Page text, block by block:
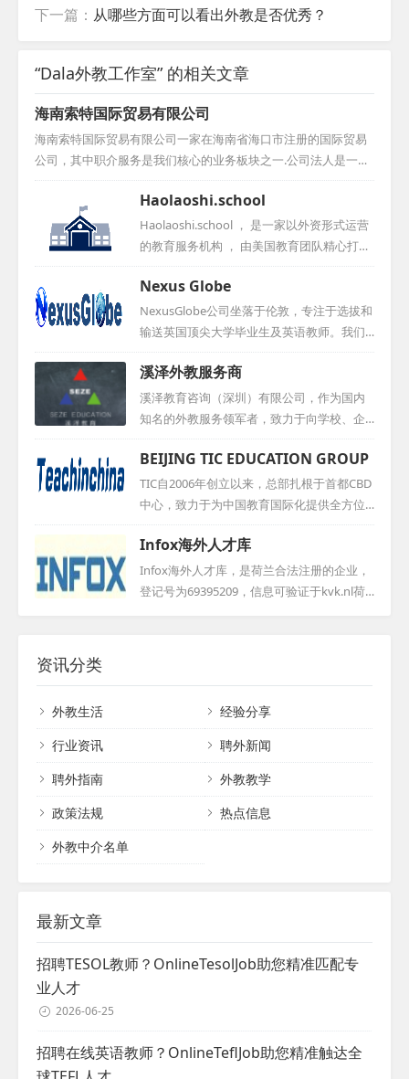
下一篇： 从哪些方面可以看出外教是否优秀？
“Dala外教工作室” 的相关文章
海南索特国际贸易有限公司
海南索特国际贸易有限公司一家在海南省海口市注册的国际贸易
公司，其中职介服务是我们核心的业务板块之一.公司法人是一位
长期在中国生活与工作的外籍人士，他拥有遍及全球的关系网络
和丰富的人力资源。我们深知每一位客户对于外教的需求都是独
特且个性化的，因此，我们致力于整合各方资源，按照您的具体
要求，为您精心挑选并推荐最合适的人才。请相信我们的专业与
实力，我们定将竭尽全力，确保您得到满意的服务。期待与您的
合作，共同开创美好的未来！...
Haolaoshi.school
Haolaoshi.school ， 是一家以外资形式运营
的教育服务机构 ， 由美国教育团队精心打造
， 总部位于香港 。 其主要业务聚焦于协助中
国学校招聘外籍教师 ， 以充分满足教学需求
。 此外 ， 为更好地服务外籍教师 ， 公司在
重庆设立了分支机构 ， 提供全方位的支持 。
线上平台Haolaoshi . school的推出 ， 旨在为
求职者呈现众多权威工作机会的同时 ， 还提
供TEFL证书培训服务 。 该公司运营模式类似
猎头公司 ， 旨在确保外教符合学校各项要求
， 并维护双方的权益 。 其目标在于推动东
西...
Nexus Globe
NexusGlobe公司坐落于伦敦，专注于选拔和
输送英国顶尖大学毕业生及英语教师。我们
的团队由一群拥有超过15年海外留学和工作
经历的精英组成，他们毕业于伦敦商学院、
伦敦大学亚非学院等一流学府。自公司成立
以来，NexusGlobe已与众多英国知名大学及
语言培训机构建立了稳固的合作关系，如伦
敦大学伯贝克学院、考文垂大学、坎特博雷
教师培训中心、普特茅斯大学，以及Experie
nce English教师培训学校和普特茅斯语言学
校等。我们始终致力于为客户提供最优质的
人才选拔与输送服务。...
溪泽外教服务商
溪泽教育咨询（深圳）有限公司，作为国内
知名的外教服务领军者，致力于向学校、企
业及个人提供优质外教资源。公司专注外教
人才的选拔与培养，确保每位外教都具备卓
越的教学能力。溪泽教育咨询（深圳）有限
公司矢志不渝地追求卓越，力求成为全国外
教服务行业的标杆，为广大学子和企业提供
更为出色的教育支持与人才输送服务。...
BEIJING TIC EDUCATION GROUP
TIC自2006年创立以来，总部扎根于首都CBD
中心，致力于为中国教育国际化提供全方位
解决方案。其外教事业部依托丰富的海外教
育资源，直接从海外高校与教师培训基地引
进高水平外籍教师。我们为全国各地院校机
构提供外籍教师的长短期招聘、管理、培
Infox海外人才库
Infox海外人才库，是荷兰合法注册的企业，
登记号为69395209，信息可验证于kvk.nl荷
献力量。我们根据用人单位的特定需求，精
心挑选，确保每一位外教都是最合适的人
选。...
资讯分类
外教生活
经验分享
行业资讯
聘外新闻
聘外指南
外教教学
政策法规
热点信息
外教中介名单
最新文章
招聘TESOL教师？OnlineTesolJob助您精准匹配专
业人才
2026-06-25
招聘在线英语教师？OnlineTeflJob助您精准触达全